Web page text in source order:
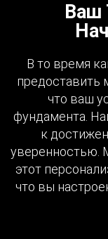
Ваш
В то время
предоставить
что ваш
фундамента.
к
уверенностью.
этот
что вы